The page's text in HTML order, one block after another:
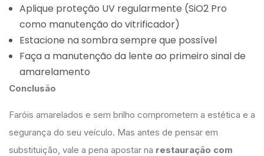
Aplique proteção UV regularmente (SiO2 Pro
como manutenção do vitrificador)
Estacione na sombra sempre que possível
Faça a manutenção da lente ao primeiro sinal de
amarelamento
Conclusão
Faróis amarelados e sem brilho comprometem a estética e a
segurança do seu veículo. Mas antes de pensar em
substituição, vale a pena apostar na restauração com